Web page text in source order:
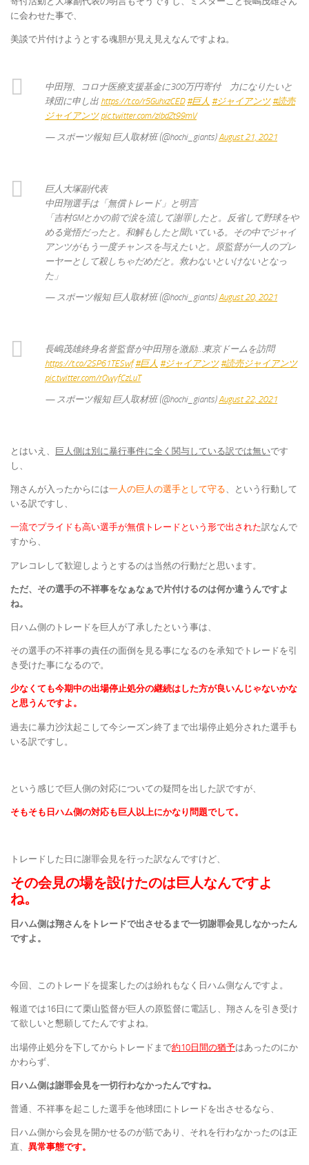
に会わせた事で、
美談で片付けようとする魂胆が見え見えなんですよね。
中田翔、コロナ医療支援基金に300万円寄付 力になりたいと
球団に申し出 https://t.co/r5GuhxzCED #巨人 #ジャイアンツ #読売
ジャイアンツ pic.twitter.com/zlbdZt99mV
— スポーツ報知 巨人取材班 (@hochi_giants) August 21, 2021
巨人大塚副代表
中田翔選手は「無償トレード」と明言
「吉村GMとかの前で涙を流して謝罪したと。反省して野球をや
める覚悟だったと。和解もしたと聞いている。その中でジャイ
アンツがもう一度チャンスを与えたいと。原監督が一人のプレ
ーヤーとして殺しちゃだめだと。救わないといけないとなっ
た」
— スポーツ報知 巨人取材班 (@hochi_giants) August 20, 2021
長嶋茂雄終身名誉監督が中田翔を激励…東京ドームを訪問
https://t.co/2SP61TESwf #巨人 #ジャイアンツ #読売ジャイアンツ
pic.twitter.com/rOwyfCzLuT
— スポーツ報知 巨人取材班 (@hochi_giants) August 22, 2021
とはいえ、 巨人側は別に暴行事件に全く関与している訳では無いです
し、
翔さんが入ったからには一人の巨人の選手として守る、という行動して
いる訳ですし、
一流でプライドも高い選手が無償トレードという形で出された訳なんで
すから、
アレコレして歓迎しようとするのは当然の行動だと思います。
ただ、その選手の不祥事をなぁなぁで片付けるのは何か違うんですよ
ね。
日ハム側のトレードを巨人が了承したという事は、
その選手の不祥事の責任の面倒を見る事になるのを承知でトレードを引
き受けた事になるので。
少なくても今期中の出場停止処分の継続はした方が良いんじゃないかな
と思うんですよ。
過去に暴力沙汰起こして今シーズン終了まで出場停止処分された選手も
いる訳ですし。
という感じで巨人側の対応についての疑問を出した訳ですが、
そもそも日ハム側の対応も巨人以上にかなり問題でして。
トレードした日に謝罪会見を行った訳なんですけど、
その会見の場を設けたのは巨人なんですよ
ね。
日ハム側は翔さんをトレードで出させるまで一切謝罪会見しなかったん
ですよ。
今回、このトレードを提案したのは紛れもなく日ハム側なんですよ。
報道では16日にて栗山監督が巨人の原監督に電話し、翔さんを引き受け
て欲しいと懇願してたんですよね。
出場停止処分を下してからトレードまで約10日間の猶予はあったのにか
かわらず、
日ハム側は謝罪会見を一切行わなかったんですね。
普通、不祥事を起こした選手を他球団にトレードを出させるなら、
日ハム側から会見を開かせるのが筋であり、それを行わなかったのは正
直、 異常事態です。